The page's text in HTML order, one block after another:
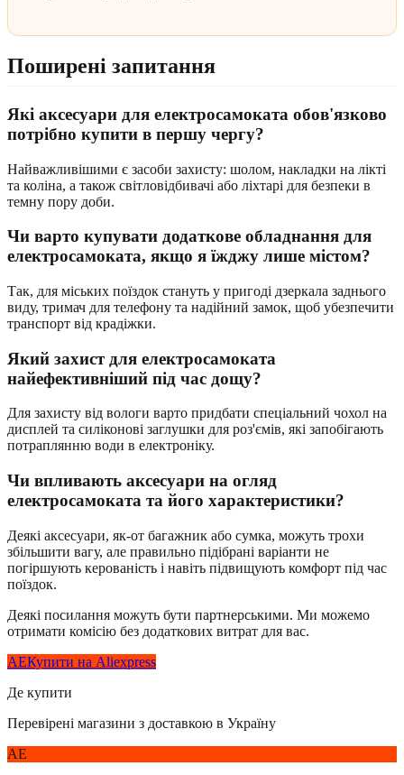
Поширені запитання
Які аксесуари для електросамоката обов'язково
потрібно купити в першу чергу?
Найважливішими є засоби захисту: шолом, накладки на лікті
та коліна, а також світловідбивачі або ліхтарі для безпеки в
темну пору доби.
Чи варто купувати додаткове обладнання для
електросамоката, якщо я їжджу лише містом?
Так, для міських поїздок стануть у пригоді дзеркала заднього
виду, тримач для телефону та надійний замок, щоб убезпечити
транспорт від крадіжки.
Який захист для електросамоката
найефективніший під час дощу?
Для захисту від вологи варто придбати спеціальний чохол на
дисплей та силіконові заглушки для роз'ємів, які запобігають
потраплянню води в електроніку.
Чи впливають аксесуари на огляд
електросамоката та його характеристики?
Деякі аксесуари, як-от багажник або сумка, можуть трохи
збільшити вагу, але правильно підібрані варіанти не
погіршують керованість і навіть підвищують комфорт під час
поїздок.
Деякі посилання можуть бути партнерськими. Ми можемо
отримати комісію без додаткових витрат для вас.
AEКупити на Aliexpress
Де купити
Перевірені магазини з доставкою в Україну
AE